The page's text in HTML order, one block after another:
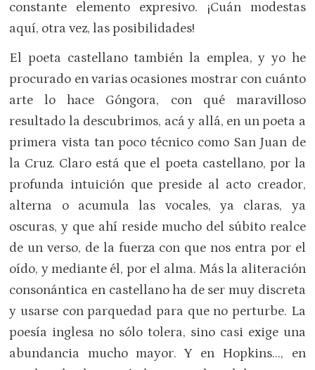
constante elemento expresivo. ¡Cuán modestas
aquí, otra vez, las posibilidades!
El poeta castellano también la emplea, y yo he
procurado en varias ocasiones mostrar con cuánto
arte lo hace Góngora, con qué maravilloso
resultado la descubrimos, acá y allá, en un poeta a
primera vista tan poco técnico como San Juan de
la Cruz. Claro está que el poeta castellano, por la
profunda intuición que preside al acto creador,
alterna o acumula las vocales, ya claras, ya
oscuras, y que ahí reside mucho del súbito realce
de un verso, de la fuerza con que nos entra por el
oído, y mediante él, por el alma. Más la aliteración
consonántica en castellano ha de ser muy discreta
y usarse con parquedad para que no perturbe. La
poesía inglesa no sólo tolera, sino casi exige una
abundancia mucho mayor. Y en Hopkins…, en